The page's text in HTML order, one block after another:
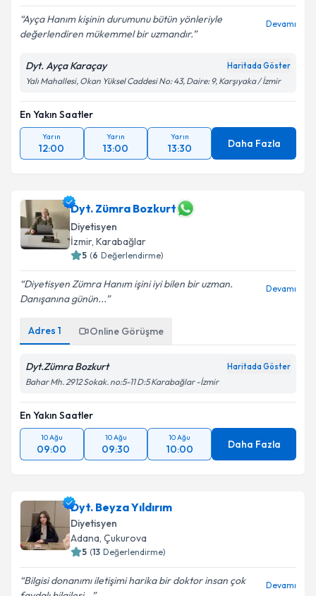
Ayça Hanım kişinin durumunu bütün yönleriyle
değerlendiren mükemmel bir uzmandır.
Dyt. Ayça Karaçay
Yalı Mahallesi, Okan Yüksel Caddesi No: 43, Daire: 9, Karşıyaka / İzmir
En Yakın Saatler
Yarın
12:00
Yarın
13:00
Yarın
13:30 Daha Fazla
Dyt. Zümra Bozkurt
Diyetisyen
İzmir,Karabağlar
( Değerlendirme)
Diyetisyen Zümra Hanım işini iyi bilen bir uzman.
Danışanına günün...
Adres 1 Online Görüşme
Dyt.Zümra Bozkurt
Bahar Mh. 2912 Sokak. no:5-11 D:5 Karabağlar -İzmir
En Yakın Saatler
10 Ağu
09:00
10 Ağu
09:30
10 Ağu
10:00 Daha Fazla
Dyt. Beyza Yıldırım
Diyetisyen
Adana,Çukurova
( Değerlendirme)
Bilgisi donanımı iletişimi harika bir doktor insan çok